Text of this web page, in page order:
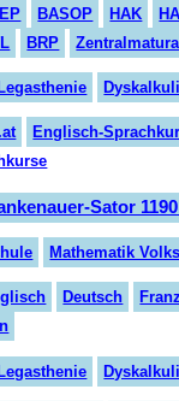
BASOP HAK
BRP Zentralmatura
Legasthenie
Englisch-
Sator
Mathematik
Deutsch